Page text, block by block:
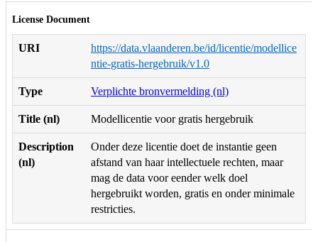
License Document
URI
https://data.vlaanderen.be/id/licentie/modellice
ntie-gratis-hergebruik/v1.0
Type Verplichte bronvermelding (nl)
Title (nl) Modellicentie voor gratis hergebruik
Description
(nl)
Onder deze licentie doet de instantie geen
afstand van haar intellectuele rechten, maar
mag de data voor eender welk doel
hergebruikt worden, gratis en onder minimale
restricties.